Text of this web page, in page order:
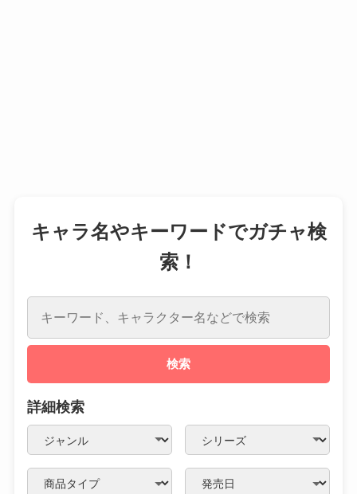
キャラ名やキーワードでガチャ検
索！
検索
詳細検索